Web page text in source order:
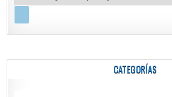
CATEGORÍAS